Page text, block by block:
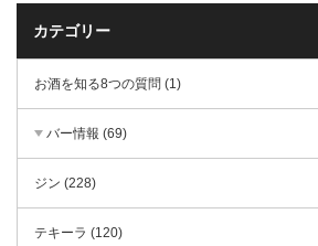
カテゴリー
お酒を知る8つの質問 (1)
バー情報 (69)
ジン (228)
テキーラ (120)